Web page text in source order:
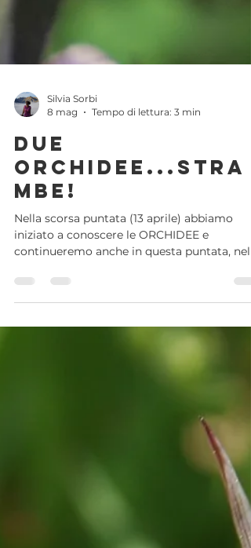
8 mag
Due
orchidee...stra
mbe!
Nella scorsa puntata (13 aprile) abbiamo
continueremo anche in questa puntata,
speranza di vederne tante durante le nostre
treks.it/calendario-escursioni Oggi vi
vivono anche in Toscana! Le orchidee
conseguenza, per germinare, hanno bisogno